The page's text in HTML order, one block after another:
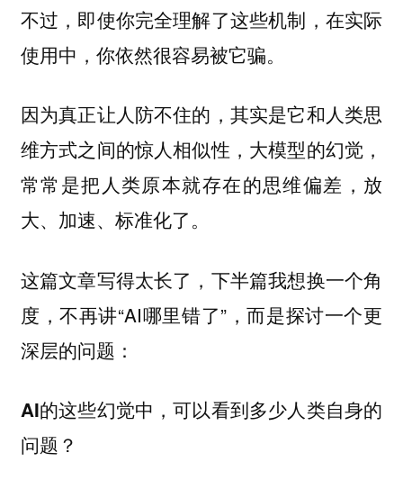
不过，即使你完全理解了这些机制，在实际
使用中，你依然很容易被它骗。
因为真正让人防不住的，其实是它和人类思
维方式之间的惊人相似性，大模型的幻觉，
常常是把人类原本就存在的思维偏差，放
大、加速、标准化了。
这篇文章写得太长了，下半篇我想换一个角
度，不再讲“AI哪里错了”，而是探讨一个更
深层的问题：
AI的这些幻觉中，可以看到多少人类自身的
问题？